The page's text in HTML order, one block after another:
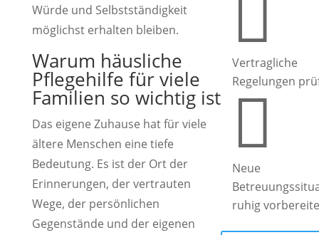
Würde und Selbstständigkeit
möglichst erhalten bleiben.
Warum häusliche
Pflegehilfe für viele
Familien so wichtig ist
Das eigene Zuhause hat für viele
ältere Menschen eine tiefe
Bedeutung. Es ist der Ort der
Erinnerungen, der vertrauten
Wege, der persönlichen
Gegenstände und der eigenen

Vertragliche
Regelungen

Neue
ruhig